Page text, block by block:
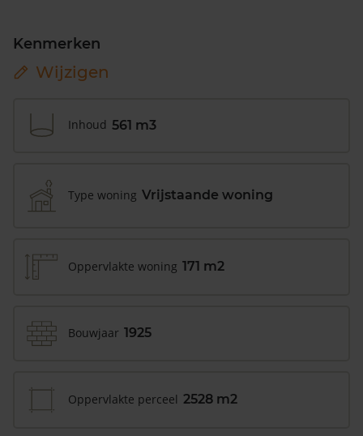
Kenmerken
Wijzigen
Inhoud 561 m3
Type woning Vrijstaande woning
Oppervlakte woning 171 m2
Bouwjaar 1925
Oppervlakte perceel 2528 m2